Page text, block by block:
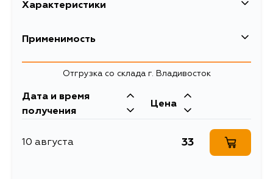
Характеристики
EAN-13
Длина упаковки, мм 19
Масса, кг 0.001
Ширина упаковки, мм
Применимость
RenaultОтгрузка со склада г. Владивосток
Дата и время
получения
Цена
10 августа 33